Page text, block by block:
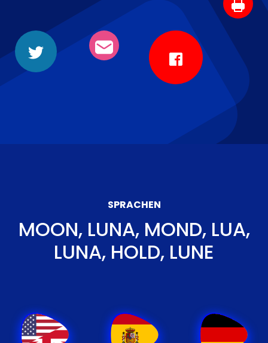
SPRACHEN
MOON, LUNA, MOND, LUA,
LUNA, HOLD, LUNE